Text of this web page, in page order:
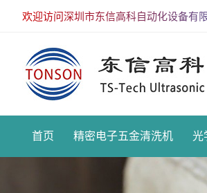
欢迎访问深圳市东信高科自动化设备有
首页 精密电子五金清洗机 光